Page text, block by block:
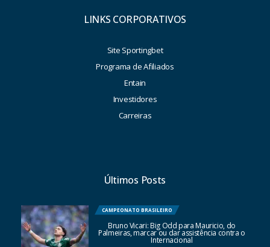
LINKS CORPORATIVOS
Site Sportingbet
Programa de Afiliados
Entain
Investidores
Carreiras
Últimos Posts
CAMPEONATO BRASILEIRO
Bruno Vicari: Big Odd para Mauricio, do
Palmeiras, marcar ou dar assistência contra o
Internacional